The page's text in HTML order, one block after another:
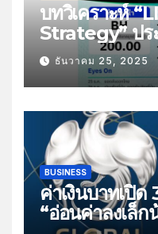
บทวิเคราะห์
Strategy” ปร
ธันวาคม 2568
ส่งออกไทย”
ธันวาคม 25, 2025
BUSINESS
ค่าเงินบาทเปิด
“อ่อนค่าลงเล็ก